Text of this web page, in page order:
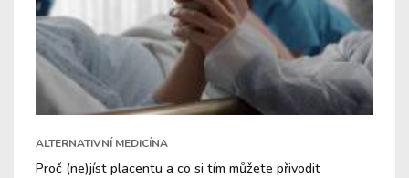
ALTERNATIVNÍ MEDICÍNA
Proč (ne)jíst placentu a co si tím můžete přivodit